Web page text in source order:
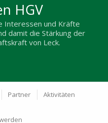
HGV
Interessen und Kräfte
damit die Stärkung der
von Leck.
Partner Aktivitäten